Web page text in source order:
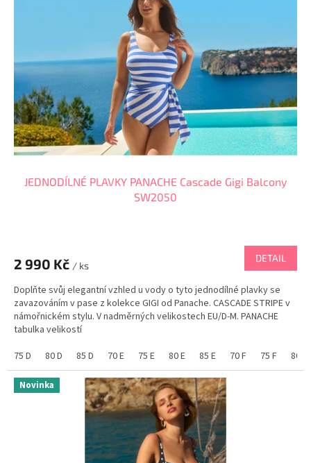
JEDNODÍLNÉ PLAVKY PANACHE Cascade Gigi Balcony
SW2050
2 990 Kč / ks
DETAIL
Doplňte svůj elegantní vzhled u vody o tyto jednodílné plavky se
zavazováním v pase z kolekce GIGI od Panache. CASCADE STRIPE v
námořnickém stylu. V nadměrných velikostech EU/D-M. PANACHE
tabulka velikostí
75 D
80 D 85 D 70 E 75 E 80 E 85 E 70 F 75 F 80 F
Novinka